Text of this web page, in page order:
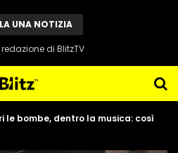
UNA NOTIZIA
di BlitzTV
le bombe, dentro la musica: così